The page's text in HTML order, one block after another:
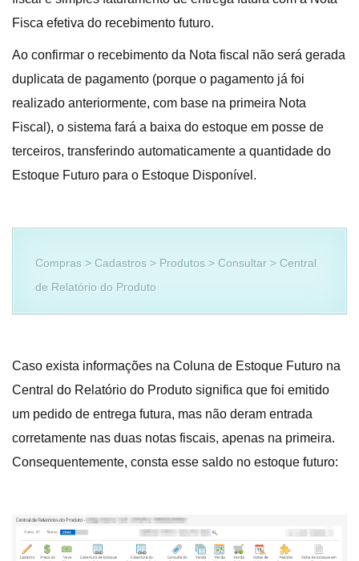
Fisca efetiva do recebimento futuro.
Ao confirmar o recebimento da Nota fiscal não será gerada
duplicata de pagamento (porque o pagamento já foi
realizado anteriormente, com base na primeira Nota
Fiscal), o sistema fará a baixa do estoque em posse de
terceiros, transferindo automaticamente a quantidade do
Estoque Futuro para o Estoque Disponível.
Compras > Cadastros > Produtos > Consultar > Central
de Relatório do Produto
Caso exista informações na Coluna de Estoque Futuro na
Central do Relatório do Produto significa que foi emitido
um pedido de entrega futura, mas não deram entrada
corretamente nas duas notas fiscais, apenas na primeira.
Consequentemente, consta esse saldo no estoque futuro: